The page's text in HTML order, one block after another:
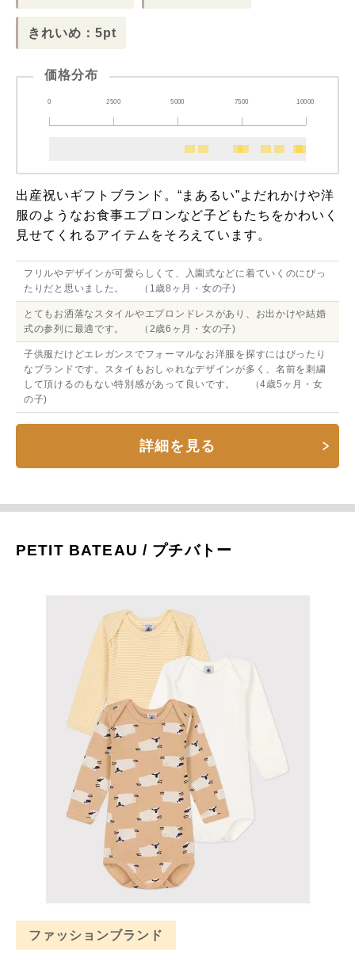
きれいめ：5pt
価格分布
0 2500 5000 7500 10000
出産祝いギフトブランド。“まあるい”よだれかけや洋
服のようなお食事エプロンなど子どもたちをかわいく
見せてくれるアイテムをそろえています。
フリルやデザインが可愛らしくて、入園式などに着ていくのにぴっ
たりだと思いました。 （1歳8ヶ月・女の子)
とてもお洒落なスタイルやエプロンドレスがあり、お出かけや結婚
式の参列に最適です。 （2歳6ヶ月・女の子)
子供服だけどエレガンスでフォーマルなお洋服を探すにはぴったり
なブランドです。スタイもおしゃれなデザインが多く、名前を刺繍
して頂けるのもない特別感があって良いです。 （4歳5ヶ月・女
の子)
詳細を見る
PETIT BATEAU / プチバトー
ファッションブランド